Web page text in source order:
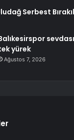
Serbest
yürek
Ağustos 7, 2026